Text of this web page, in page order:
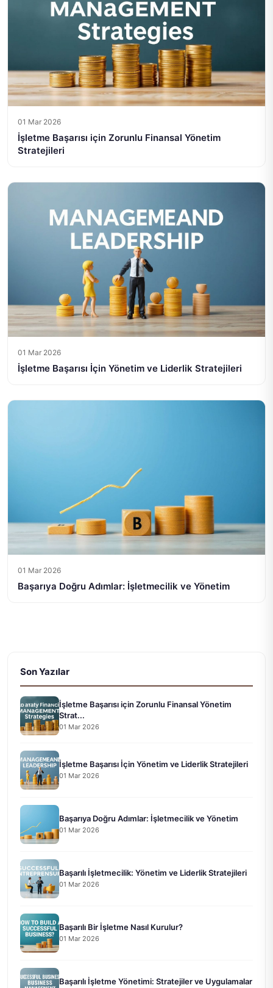
01 Mar 2026
İşletme Başarısı için Zorunlu Finansal Yönetim
Stratejileri
01 Mar 2026
İşletme Başarısı İçin Yönetim ve Liderlik Stratejileri
01 Mar 2026
Başarıya Doğru Adımlar: İşletmecilik ve Yönetim
Son Yazılar
İşletme Başarısı için Zorunlu Finansal Yönetim
Strat...
01 Mar 2026
İşletme Başarısı İçin Yönetim ve Liderlik Stratejileri
01 Mar 2026
Başarıya Doğru Adımlar: İşletmecilik ve Yönetim
01 Mar 2026
Başarılı İşletmecilik: Yönetim ve Liderlik Stratejileri
01 Mar 2026
Başarılı Bir İşletme Nasıl Kurulur?
01 Mar 2026
Başarılı İşletme Yönetimi: Stratejiler ve Uygulamalar